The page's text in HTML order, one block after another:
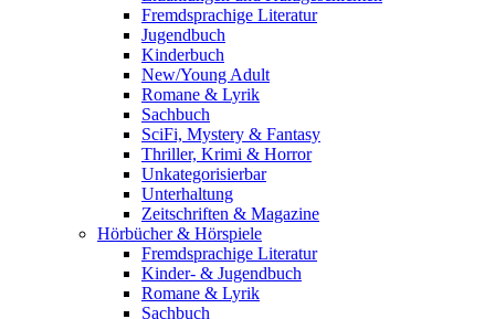
Fremdsprachige Literatur
Jugendbuch
Kinderbuch
New/Young Adult
Romane & Lyrik
Sachbuch
SciFi, Mystery & Fantasy
Thriller, Krimi & Horror
Unkategorisierbar
Unterhaltung
Zeitschriften & Magazine
Hörbücher & Hörspiele
Fremdsprachige Literatur
Kinder- & Jugendbuch
Romane & Lyrik
Sachbuch